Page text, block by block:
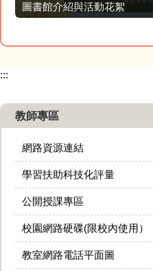
圖書館介紹與活動花絮
:::
教師專區
網路資源連結
學習扶助科技化評量
公開授課專區
校園網路硬碟(限校內使用）
教室網路電話平面圖